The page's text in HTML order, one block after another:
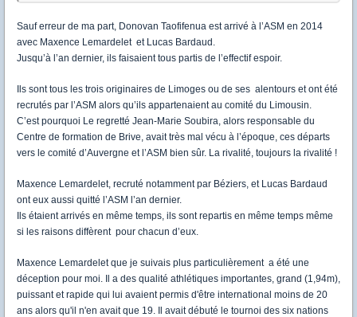
Sauf erreur de ma part, Donovan Taofifenua est arrivé à l’ASM en 2014
avec Maxence Lemardelet et Lucas Bardaud.
Jusqu’à l’an dernier, ils faisaient tous partis de l’effectif espoir.
Ils sont tous les trois originaires de Limoges ou de ses alentours et ont été
recrutés par l’ASM alors qu’ils appartenaient au comité du Limousin.
C’est pourquoi Le regretté Jean-Marie Soubira, alors responsable du
Centre de formation de Brive, avait très mal vécu à l’époque, ces départs
vers le comité d’Auvergne et l’ASM bien sûr. La rivalité, toujours la rivalité !
Maxence Lemardelet, recruté notamment par Béziers, et Lucas Bardaud
ont eux aussi quitté l’ASM l’an dernier.
Ils étaient arrivés en même temps, ils sont repartis en même temps même
si les raisons diffèrent pour chacun d’eux.
Maxence Lemardelet que je suivais plus particulièrement a été une
déception pour moi. Il a des qualité athlétiques importantes, grand (1,94m),
puissant et rapide qui lui avaient permis d'être international moins de 20
ans alors qu'il n'en avait que 19. Il avait débuté le tournoi des six nations